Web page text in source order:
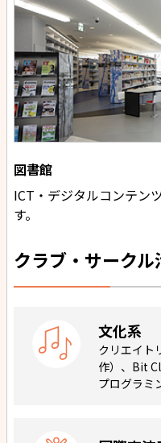
図書館
ICT・デジタルコンテン
す。
クラブ・サークル
文化系
クリエイト
作）、Bit
プログラミ